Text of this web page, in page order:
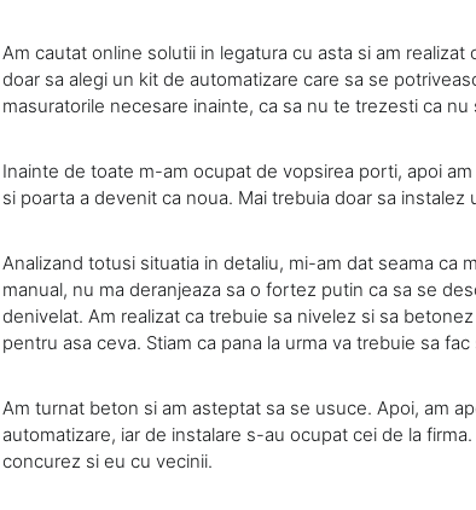
Am cautat online solutii in legatura cu asta si am
doar sa alegi un kit de automatizare care sa se
masuratorile necesare inainte, ca sa nu te trezesti ca
Inainte de toate m-am ocupat de vopsirea porti, apoi
si poarta a devenit ca noua. Mai trebuia doar sa instalez
Analizand totusi situatia in detaliu, mi-am dat seama ca
manual, nu ma deranjeaza sa o fortez putin ca sa se
denivelat. Am realizat ca trebuie sa nivelez si sa
pentru asa ceva. Stiam ca pana la urma va trebuie sa fac
Am turnat beton si am asteptat sa se usuce. Apoi, am
automatizare, iar de instalare s-au ocupat cei de la
concurez si eu cu vecinii.